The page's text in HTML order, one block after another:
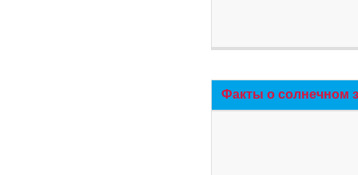
Факты о солнечном